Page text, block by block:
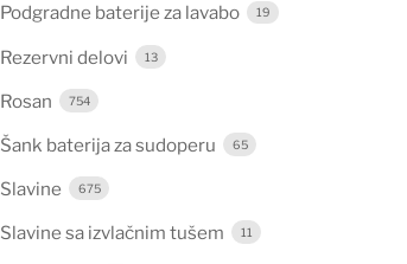
Podgradne baterije za lavabo 19
Rezervni delovi 13
Rosan 754
Šank baterija za sudoperu 65
Slavine 675
Slavine sa izvlačnim tušem 11